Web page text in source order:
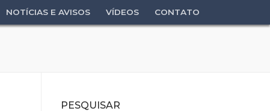
NOTÍCIAS E AVISOS VÍDEOS CONTATO
PESQUISAR